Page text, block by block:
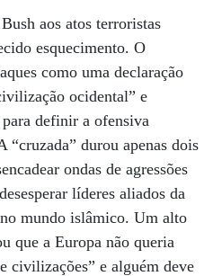
aos atos terroristas
esquecimento. O
como uma declaração
ocidental” e
definir a ofensiva
“cruzada” durou apenas dois
ondas de agressões
líderes aliados da
mundo islâmico. Um alto
que a Europa não queria
civilizações” e alguém deve